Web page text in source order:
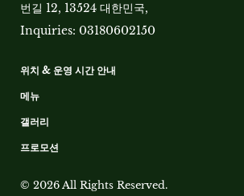
번길 12, 13524 대한민국,
Inquiries: 03180602150
위치 & 운영 시간 안내
메뉴
갤러리
프로모션
© 2026 All Rights Reserved.